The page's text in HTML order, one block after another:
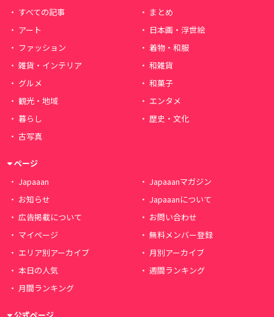
すべての記事
まとめ
アート
日本画・浮世絵
ファッション
着物・和服
雑貨・インテリア
和雑貨
グルメ
和菓子
観光・地域
エンタメ
暮らし
歴史・文化
古写真
ページ
Japaaan
Japaaanマガジン
お知らせ
Japaaanについて
広告掲載について
お問い合わせ
マイページ
無料メンバー登録
エリア別アーカイブ
月別アーカイブ
本日の人気
週間ランキング
月間ランキング